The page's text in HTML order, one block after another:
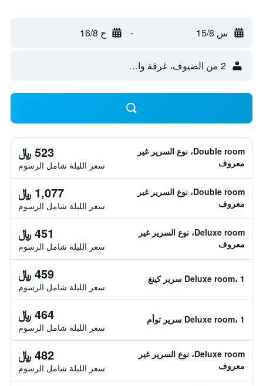
س 15/8 - ح 16/8
2 من الضيوف، غرفة واحدة
Double room، نوع السرير غير
معروف
523 ﷼
سعر الليلة شامل الرسوم
Double room، نوع السرير غير
معروف
1,077 ﷼
سعر الليلة شامل الرسوم
Deluxe room، نوع السرير غير
معروف
451 ﷼
سعر الليلة شامل الرسوم
Deluxe room، 1 سرير كينغ 459 ﷼
سعر الليلة شامل الرسوم
Deluxe room، 1 سرير توأم 464 ﷼
سعر الليلة شامل الرسوم
Deluxe room، نوع السرير غير
معروف
482 ﷼
سعر الليلة شامل الرسوم